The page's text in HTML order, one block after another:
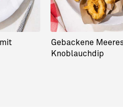
Gebackene
Knoblauchdip